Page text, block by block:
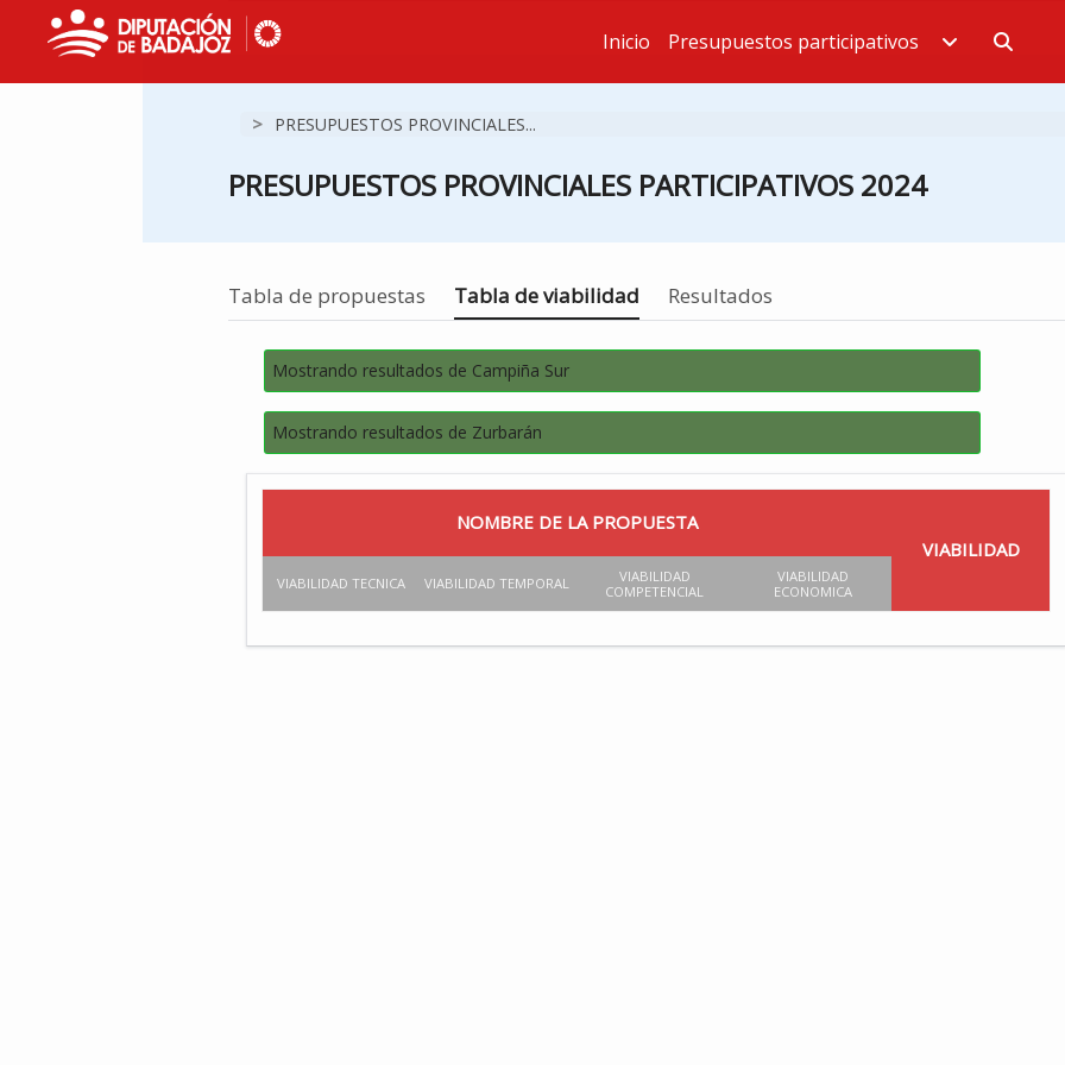
Estás en
Inicio Presupuestos participativos
> PRESUPUESTOS PROVINCIALES...
PRESUPUESTOS PROVINCIALES PARTICIPATIVOS 2024
Tabla de propuestas Estás en
Tabla de viabilidad Resultados
Mostrando resultados de Campiña Sur
Mostrando resultados de Zurbarán
NOMBRE DE LA PROPUESTA
VIABILIDAD
VIABILIDAD TECNICA VIABILIDAD TEMPORAL
VIABILIDAD
COMPETENCIAL
VIABILIDAD
ECONOMICA